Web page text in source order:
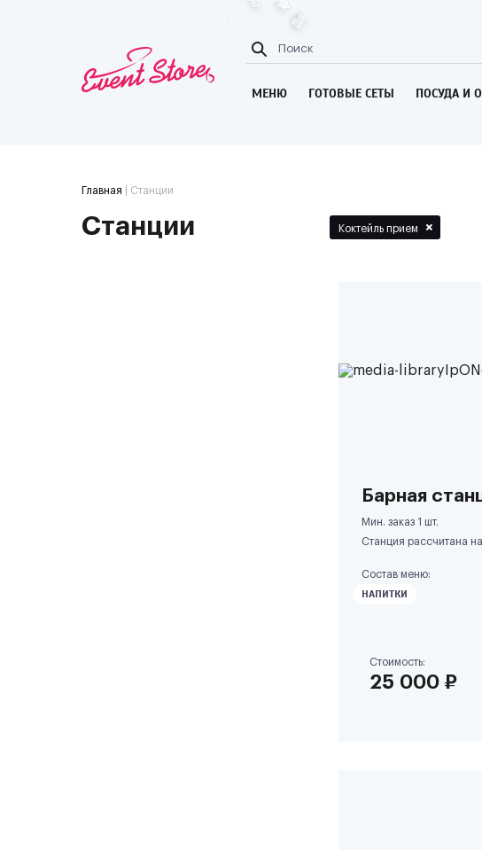
МЕНЮ ГОТОВЫЕ СЕТЫ ПОСУДА И
Главная | Станции
Станции Коктейль прием ×
Барная
Мин. заказ 1 шт.
Станция рассчитана на
Состав меню:
НАПИТКИ
Стоимость:
25 000 ₽